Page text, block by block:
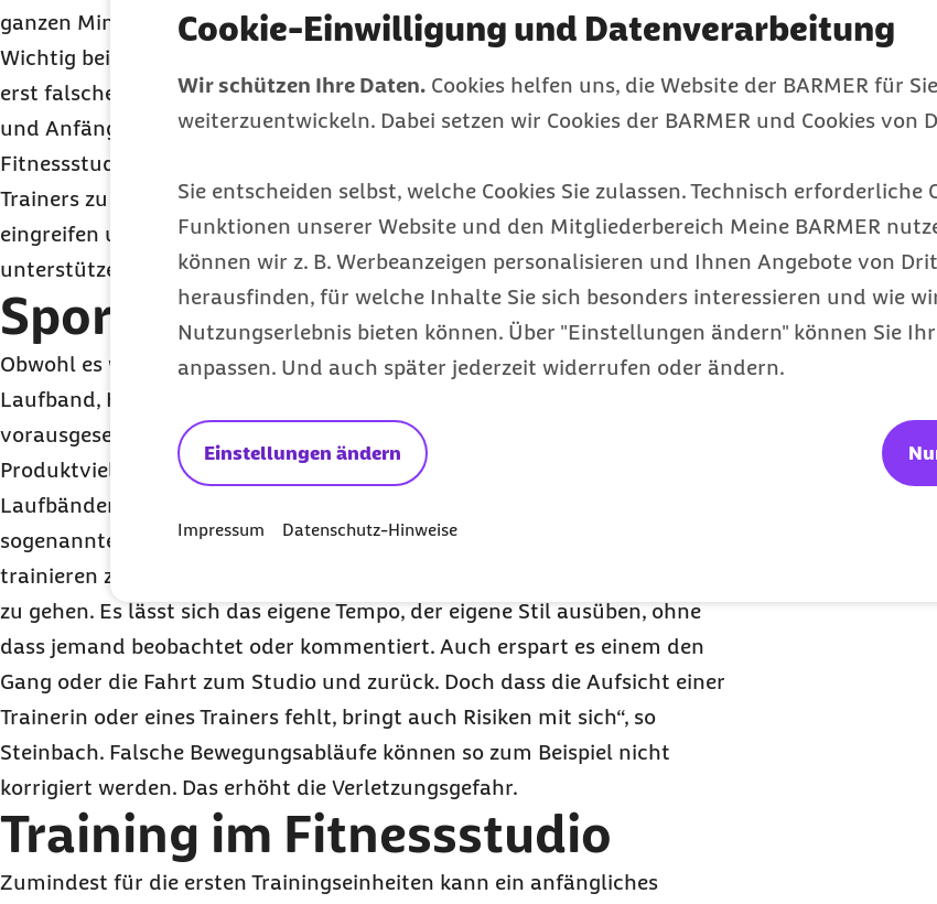
Cookie-Einwilligung und Datenverarbeitung
Wir schützen Ihre Daten. Cookies helfen uns, die Website der BARMER für
weiterzuentwickeln. Dabei setzen wir Cookies der BARMER und Cookies von
Sie entscheiden selbst, welche Cookies Sie zulassen. Technisch
Funktionen unserer Website und den Mitgliederbereich Meine BARMER
können wir z. B. Werbeanzeigen personalisieren und Ihnen Angebote von
herausfinden, für welche Inhalte Sie sich besonders interessieren und wie
Nutzungserlebnis bieten können. Über "Einstellungen ändern" können Sie
anpassen. Und auch später jederzeit widerrufen oder ändern.
Einstellungen ändern
Impressum Datenschutz-Hinweise
ganzen Minute Haltedauer ein guter Anfang.
Wichtig bei allen Übungen ist die richtige Ausführung. „Um sich gar nicht
erst falsche Bewegungsabläufe anzugewöhnen, kann es für Anfängerinnen
und Anfänger sinnvoll sein, die ersten Einheiten im Yoga- oder
Fitnessstudio oder Sportverein unter Aufsicht einer Trainerin oder eines
Trainers zu machen. Sie oder er kann dann gegebenenfalls korrigierend
eingreifen und auch bei der Ausgestaltung des Trainingsplans
unterstützen“, so Steinbach.
Sport zuhause mit Geräten
Obwohl es wie beschrieben ohne geht, kann zuhause natürlich auch ein
Laufband, Heimtrainer oder Stepper aufgestellt und genutzt werden –
vorausgesetzt, der Platz reicht aus. Angesichts der großen Marken- und
Produktvielfalt empfiehlt sich eine Beratung im Fachhandel. Neue
Laufbänder gibt es ab rund 500 Euro, Heimtrainer und Ellipsentrainer,
sogenannte Stepper, schon ab etwa 150 Euro. „In den eigenen vier Wänden
trainieren zu können, ist gerade für Anfänger angenehmer als ins Studio
zu gehen. Es lässt sich das eigene Tempo, der eigene Stil ausüben, ohne
dass jemand beobachtet oder kommentiert. Auch erspart es einem den
Gang oder die Fahrt zum Studio und zurück. Doch dass die Aufsicht einer
Trainerin oder eines Trainers fehlt, bringt auch Risiken mit sich“, so
Steinbach. Falsche Bewegungsabläufe können so zum Beispiel nicht
korrigiert werden. Das erhöht die Verletzungsgefahr.
Training im Fitnessstudio
Zumindest für die ersten Trainingseinheiten kann ein anfängliches